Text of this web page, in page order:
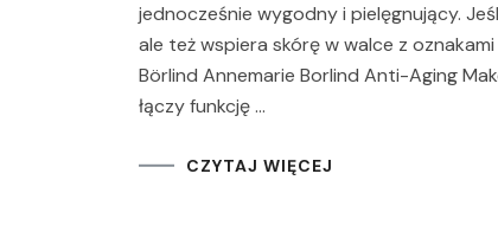
jednocześnie wygodny i pielęgnujący.
ale też wspiera skórę w walce z
Börlind Annemarie Borlind Anti-Aging
łączy funkcję …
CZYTAJ WIĘCEJ